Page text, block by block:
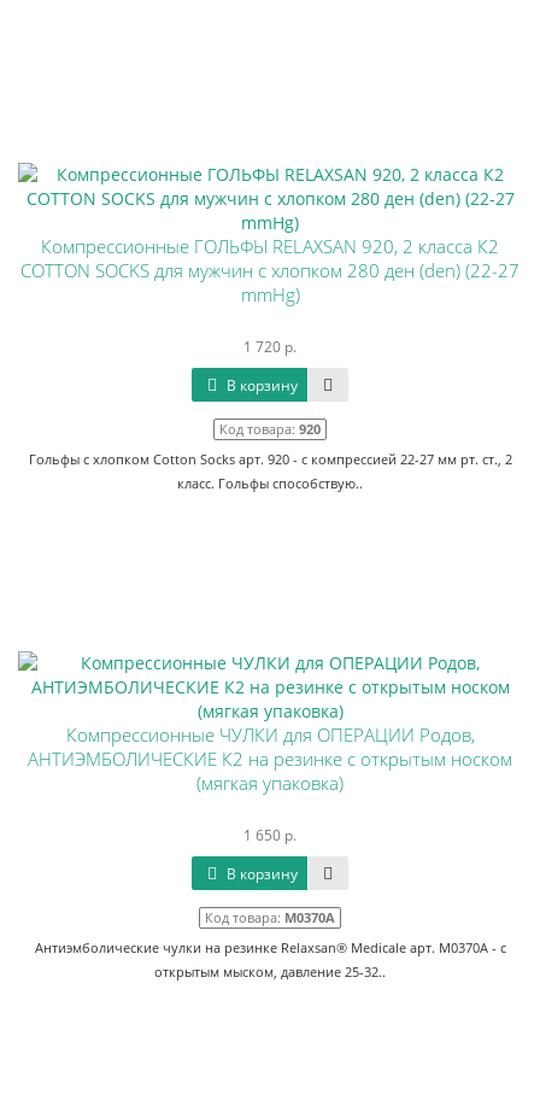
Компрессионные ГОЛЬФЫ RELAXSAN 920, 2 класса К2
COTTON SOCKS для мужчин с хлопком 280 ден (den) (22-27
mmHg)
1 720 р.
В корзину
Код товара: 920
Гольфы с хлопком Cotton Socks арт. 920 - с компрессией 22-27 мм рт. ст., 2
класс. Гольфы способствую..
Компрессионные ЧУЛКИ для ОПЕРАЦИИ Родов,
АНТИЭМБОЛИЧЕСКИЕ К2 на резинке с открытым носком
(мягкая упаковка)
1 650 р.
В корзину
Код товара: М0370А
Антиэмболические чулки на резинке Relaxsan® Medicale арт. M0370А - с
открытым мыском, давление 25-32..